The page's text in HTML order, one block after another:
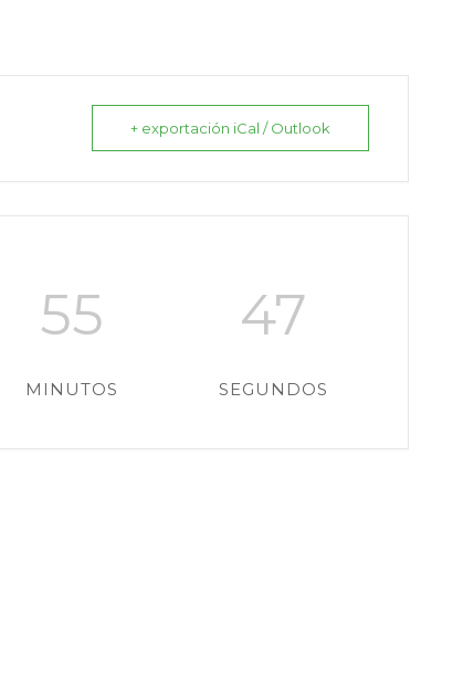
+ exportación iCal / Outlook
55
MINUTOS
46
SEGUNDOS